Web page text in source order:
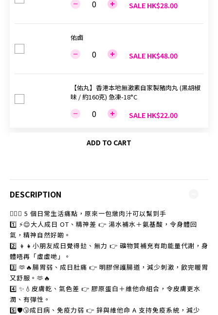
SALE HK$28.00
佑鹵
SALE HK$48.00
【佑丸】香港本地無激素自家製豬肉丸 (黑胡椒
味 / 約160克) 急凍-18°C
SALE HK$22.00
ADD TO CART
DESCRIPTION
😵‍💫💥 5 個日常生活痛點，原來一包燉肉汁可以幫到手
1️⃣ ⚡😌大人成日 OT、精神差 👉 湯水補水＋氨基酸，令身體回
氣，精神自然好啲。
2️⃣ 👦👧小朋友成日覺得攰、無力 👉 礦物質補充有助能量代謝，身
體唔再「虛虛哋」。
3️⃣ 🫶🔥腸胃弱、成日肚痛 👉 明膠保護腸道，減少刺激，飲完暖胃
又舒服。🫶🔥
4️⃣ ✨💧皮膚乾、氣色差 👉 膠原蛋白＋維他命組合，令皮膚更水
潤、有彈性。
5️⃣🛡️🤧成日病、免疫力弱 👉 鋅與維他命 A 支持免疫系統，減少